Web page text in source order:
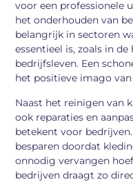
voor een professionele
het onderhouden van
belangrijk in sectoren
essentieel is, zoals in
bedrijfsleven. Een
het positieve imago
Naast het reinigen van
ook reparaties en
betekent voor
besparen doordat
onnodig vervangen
bedrijven draagt zo